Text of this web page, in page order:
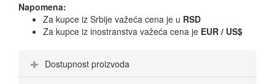
Napomena:
Za kupce iz Srbije važeća cena je u RSD
Za kupce iz inostranstva važeća cena je EUR / US$
Dostupnost proizvoda